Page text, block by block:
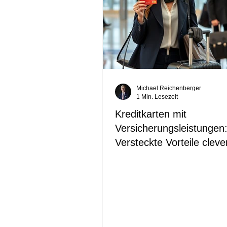
Kreditkarten mit
Versicherungsleistungen:
Versteckte Vorteile
Michael Reichenberger
1 Min. Lesezeit